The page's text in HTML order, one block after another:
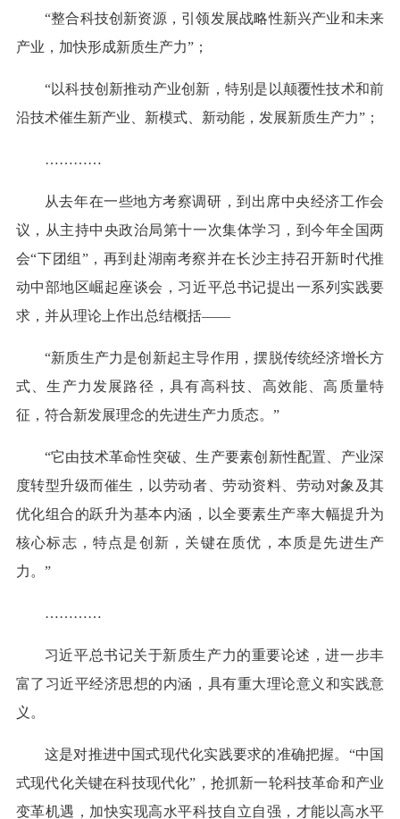
“整合科技创新资源，引领发展战略性新兴产业和未来
产业，加快形成新质生产力”；
“以科技创新推动产业创新，特别是以颠覆性技术和前
沿技术催生新产业、新模式、新动能，发展新质生产力”；
…………
从去年在一些地方考察调研，到出席中央经济工作会
议，从主持中央政治局第十一次集体学习，到今年全国两
会“下团组”，再到赴湖南考察并在长沙主持召开新时代推
动中部地区崛起座谈会，习近平总书记提出一系列实践要
求，并从理论上作出总结概括——
“新质生产力是创新起主导作用，摆脱传统经济增长方
式、生产力发展路径，具有高科技、高效能、高质量特
征，符合新发展理念的先进生产力质态。”
“它由技术革命性突破、生产要素创新性配置、产业深
度转型升级而催生，以劳动者、劳动资料、劳动对象及其
优化组合的跃升为基本内涵，以全要素生产率大幅提升为
核心标志，特点是创新，关键在质优，本质是先进生产
力。”
…………
习近平总书记关于新质生产力的重要论述，进一步丰
富了习近平经济思想的内涵，具有重大理论意义和实践意
义。
这是对推进中国式现代化实践要求的准确把握。“中国
式现代化关键在科技现代化”，抢抓新一轮科技革命和产业
变革机遇，加快实现高水平科技自立自强，才能以高水平